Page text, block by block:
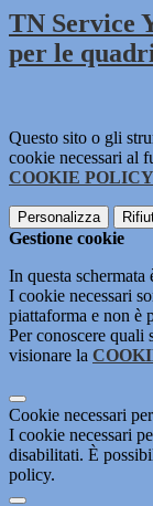
TN Service
per le
Questo sito o gli
cookie necessari al
COOKIE POLICY
Personalizza
Gestione cookie
In questa
I cookie necessari
piattaforma e non è
Per conoscere quali
visionare la
Cookie necessari
I cookie necessari
disabilitati. È
policy.